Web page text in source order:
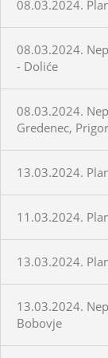
08.03.2024.
08.03.2024.
- Doliće
08.03.2024.
Gredenec,
13.03.2024.
11.03.2024.
13.03.2024.
13.03.2024.
Bobovje